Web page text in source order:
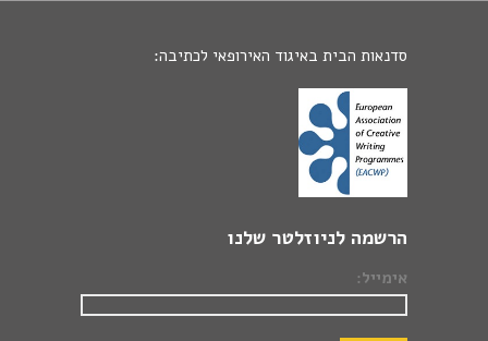
סדנאות הבית באיגוד האירופאי לכתיבה:
הרשמה לניוזלטר שלנו
אימייל: